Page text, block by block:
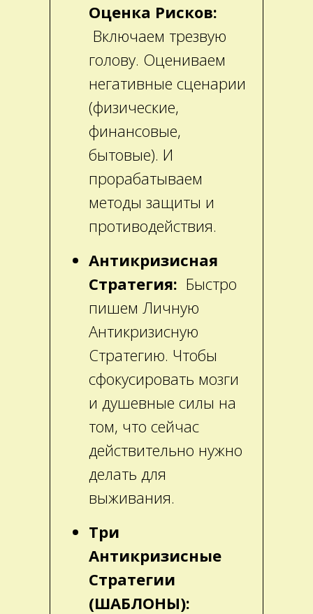
Оценка Рисков:
Включаем трезвую
голову. Оцениваем
негативные сценарии
(физические,
финансовые,
бытовые). И
прорабатываем
методы защиты и
противодействия.
Антикризисная
Стратегия: Быстро
пишем Личную
Антикризисную
Стратегию. Чтобы
сфокусировать мозги
и душевные силы на
том, что сейчас
действительно нужно
делать для
выживания.
Три
Антикризисные
Стратегии
(ШАБЛОНЫ):